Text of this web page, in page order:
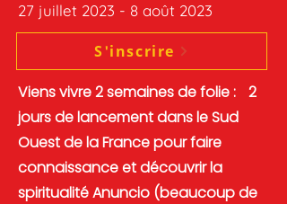
27 juillet 2023 - 8 août 2023
S'inscrire
Viens vivre 2 semaines de folie : 2
jours de lancement dans le Sud
Ouest de la France pour faire
connaissance et découvrir la
spiritualité Anuncio (beaucoup de